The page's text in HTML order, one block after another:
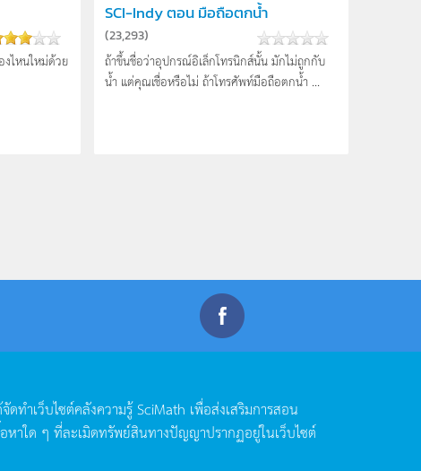
งไหนใหม่ด้วย
SCI-Indy ตอน มือถือตกน้ำ
(23,293)
ถ้าขึ้นชื่อว่าอุปกรณ์อิเล็กโทรนิกส์นั้น มักไม่ถูกกับ
น้ำ แต่คุณเชื่อหรือไม่ ถ้าโทรศัพท์มือถือตกน้ำ ...
ดทำเว็บไซต์คลังความรู้SciMath เพื่อส่งเสริมการสอน
หาใด ๆ ที่ละเมิดทรัพย์สินทางปัญญาปรากฏอยู่ในเว็บไซต์